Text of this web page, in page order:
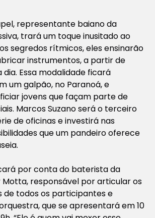
representante baiano da
trará um toque inusitado ao
segredos rítmicos, eles ensinarão
instrumentos, a partir de
dia. Essa modalidade ficará
um galpão, no Paranoá, e
jovens que façam parte de
Marcos Suzano será o terceiro
de oficinas e investirá nas
que um pandeiro oferece
por conta do baterista da
Motta, responsável por articular os
de todos os participantes e
que se apresentará em 10